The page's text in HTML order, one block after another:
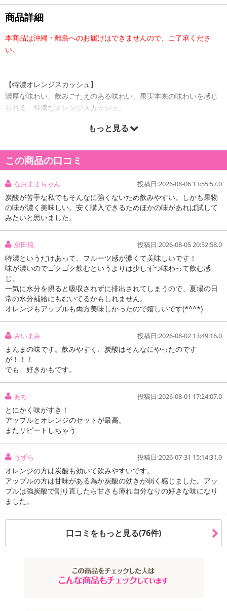
商品詳細
本商品は沖縄・離島へのお届けはできませんので、ご了承くださ
い。
【特濃オレンジスカッシュ】
濃厚な味わい、飲みごたえのある味わい、果実本来の味わいを感じ
られる、特濃なオレンジスカッシュ。
濃厚な味わい、飲みごたえのある味わい、果実本来の味わいを感じ
られる、特濃なアップルスカッシュ。
果実をまるかじりしたような味わいが楽しめます。
ださい。
【特濃オレンジスカッシュ】
【特濃アップルスカッシュ】
もっと見る
この商品の口コミ
なおままちゃん 投稿日:2026-08-06 13:55:57.0
炭酸が苦手な私でもそんなに強くないため飲みやすい。しかも果物
の味が濃く美味しい。安く購入できるためほかの味があれば試して
みたいと思いました。
怠田琉 投稿日:2026-08-05 20:52:58.0
特濃というだけあって、フルーツ感が濃くて美味しいです！
味が濃いのでゴクゴク飲むというよりは少しずつ味わって飲む感
じ。
一気に水分を摂ると吸収されずに排出されてしまうので、夏場の日
常の水分補給にもむいてるかもしれません。
オレンジもアップルも両方美味しかったので嬉しいです(*^^*)
みいまみ 投稿日:2026-08-02 13:49:16.0
まんまの味です。飲みやすく、炭酸はそんなにやったのです
が！！！
でも、好きかもです。
あち 投稿日:2026-08-01 17:24:07.0
とにかく味がすき！
アップルとオレンジのセットが最高。
またリピートしちゃう
うずら 投稿日:2026-07-31 15:14:31.0
オレンジの方は炭酸も効いて飲みやすいです。
アップルの方は甘味がある為か炭酸の効きが弱く感じました。アッ
プルは強炭酸で割り直したら甘さも薄れ自分なりの好きな味になり
ました。
口コミをもっと見る(76件)